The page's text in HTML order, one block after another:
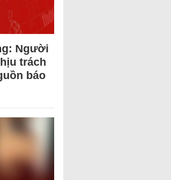
Người
trách
báo